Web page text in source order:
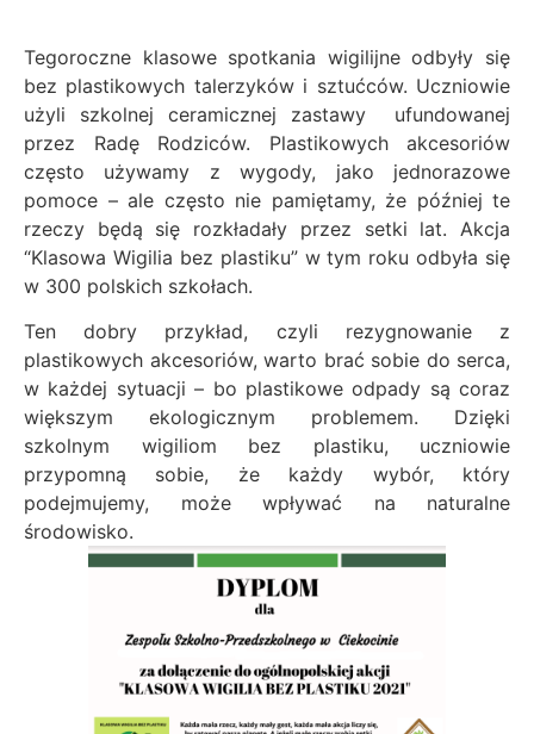
Tegoroczne klasowe spotkania wigilijne odbyły się
bez plastikowych talerzyków i sztućców. Uczniowie
użyli szkolnej ceramicznej zastawy ufundowanej
przez Radę Rodziców. Plastikowych akcesoriów
często używamy z wygody, jako jednorazowe
pomoce – ale często nie pamiętamy, że później te
rzeczy będą się rozkładały przez setki lat. Akcja
“Klasowa Wigilia bez plastiku” w tym roku odbyła się
w 300 polskich szkołach.
Ten dobry przykład, czyli rezygnowanie z
plastikowych akcesoriów, warto brać sobie do serca,
w każdej sytuacji – bo plastikowe odpady są coraz
większym ekologicznym problemem. Dzięki
szkolnym wigiliom bez plastiku, uczniowie
przypomną sobie, że każdy wybór, który
podejmujemy, może wpływać na naturalne
środowisko.